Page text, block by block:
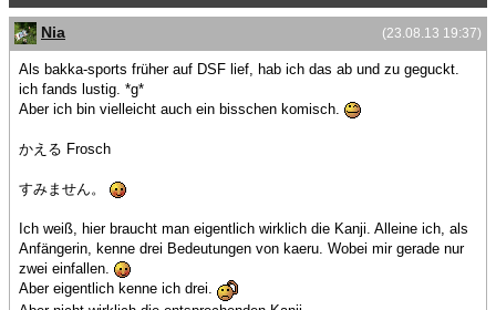
(23.08.13 19:37)
Nia
Als bakka-sports früher auf DSF lief, hab ich das ab und zu geguckt.
ich fands lustig. *g*
Aber ich bin vielleicht auch ein bisschen komisch.
かえる Frosch
すみません。
Ich weiß, hier braucht man eigentlich wirklich die Kanji. Alleine ich, als
Anfängerin, kenne drei Bedeutungen von kaeru. Wobei mir gerade nur
zwei einfallen.
Aber eigentlich kenne ich drei.